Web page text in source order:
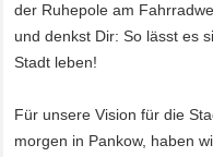
der Ruhepole am
und denkst Dir: So lässt es
Stadt leben!
Für unsere Vision für die
morgen in Pankow, haben